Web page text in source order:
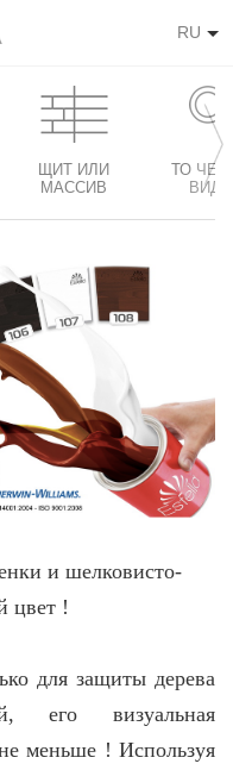
RU
ЩИТ ИЛИ
МАССИВ
ТО
и шелковисто-
цвет !
для защиты дерева
его визуальная
меньше ! Используя